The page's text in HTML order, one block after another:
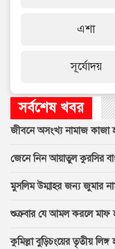
এশা
সূর্যোদয়
সর্বশেষ খবর
জীবনে অসংখ্য নামাজ কাজা
জেনে নিন আয়াতুল কুরসির
মুসলিম উম্মাহর জন্য জুমার
শুক্রবার যে আমল করলে মাফ
কুমিল্লা বুড়িচংয়ের তৃতীয়